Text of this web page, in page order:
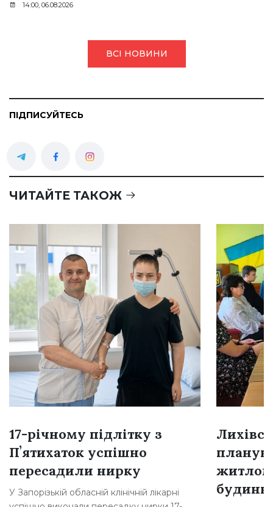
14:00, 06.08.2026
ВСІ НОВИНИ
ПІДПИСУЙТЕСЬ
ЧИТАЙТЕ ТАКОЖ
17-річному підлітку з
Пʼятихаток успішно
пересадили нирку
У Запорізькій обласній клінічній лікарні